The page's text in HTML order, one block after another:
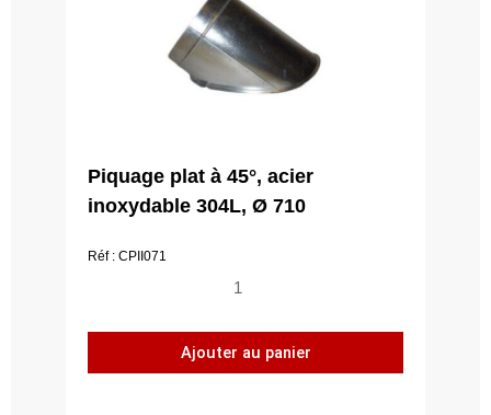
Piquage plat à 45°, acier
inoxydable 304L, Ø 710
Réf : CPII071
quantité
Piquage
plat
Ajouter au panier